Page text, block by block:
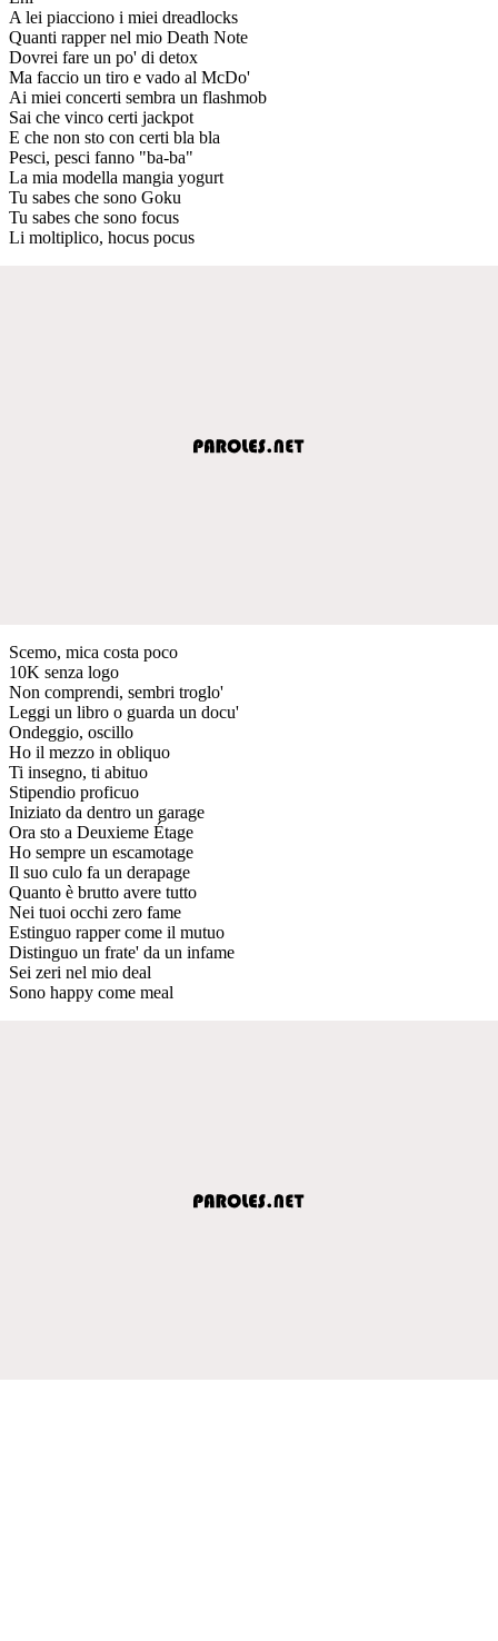
A lei piacciono i miei dreadlocks
Quanti rapper nel mio Death Note
Dovrei fare un po' di detox
Ma faccio un tiro e vado al McDo'
Ai miei concerti sembra un flashmob
Sai che vinco certi jackpot
E che non sto con certi bla bla
Pesci, pesci fanno "ba-ba"
La mia modella mangia yogurt
Tu sabes che sono Goku
Tu sabes che sono focus
Li moltiplico, hocus pocus
Scemo, mica costa poco
10K senza logo
Non comprendi, sembri troglo'
Leggi un libro o guarda un docu'
Ondeggio, oscillo
Ho il mezzo in obliquo
Ti insegno, ti abituo
Stipendio proficuo
Iniziato da dentro un garage
Ora sto a Deuxieme Étage
Ho sempre un escamotage
Il suo culo fa un derapage
Quanto è brutto avere tutto
Nei tuoi occhi zero fame
Estinguo rapper come il mutuo
Distinguo un frate' da un infame
Sei zeri nel mio deal
Sono happy come meal